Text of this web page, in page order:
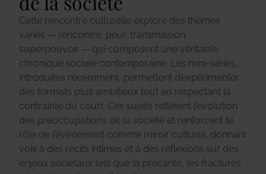
Cette rencontre culturelle explore des thèmes
variés — rencontre, peur, transmission,
superpouvoir — qui composent une véritable
chronique sociale contemporaine. Les mini-séries,
introduites récemment, permettent d’expérimenter
des formats plus ambitieux tout en respectant la
contrainte du court. Ces sujets reflètent l’évolution
des préoccupations de la société et renforcent le
rôle de l’événement comme miroir culturel, donnant
voix à des récits intimes et à des réflexions sur des
enjeux sociétaux tels que la précarité, les fractures